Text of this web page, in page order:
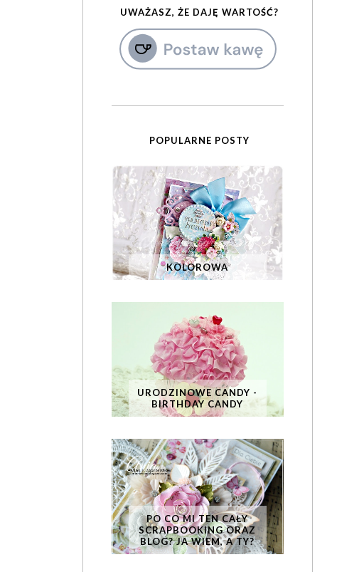
UWAŻASZ, ŻE DAJĘ WARTOŚĆ?
POPULARNE POSTY
KOLOROWA
URODZINOWE CANDY -
BIRTHDAY CANDY
PO CO MI TEN CAŁY
SCRAPBOOKING ORAZ
BLOG? JA WIEM, A TY?